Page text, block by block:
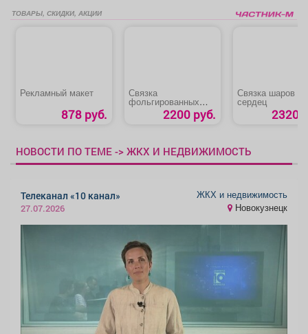
ТОВАРЫ, СКИДКИ, АКЦИИ
Рекламный макет
878 руб.
Связка
фольгированных
сердец 2200 руб.
Связка шаров и
сердец
2320
НОВОСТИ ПО ТЕМЕ -> ЖКХ И НЕДВИЖИМОСТЬ
Телеканал «10 канал»
27.07.2026
ЖКХ и недвижимость
Новокузнецк